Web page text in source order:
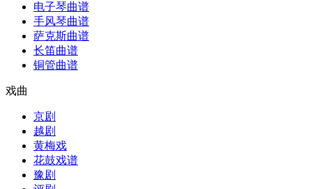
电子琴曲谱
手风琴曲谱
萨克斯曲谱
长笛曲谱
铜管曲谱
戏曲
京剧
越剧
黄梅戏
花鼓戏谱
豫剧